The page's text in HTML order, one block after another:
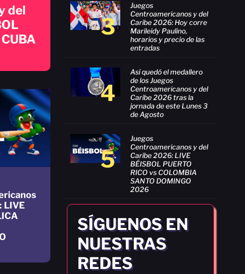
3
Juegos
Centroamericanos y del
Caribe 2026: Hoy corre
Marileidy Paulino,
horarios y precio de las
entradas
4
Así quedó el medallero
de los Juegos
Centroamericanos y del
Caribe 2026 tras la
jornada de este Lunes 3
de Agosto
5
Juegos
Centroamericanos y del
Caribe 2026: LIVE
BÉISBOL PUERTO
RICO vs COLOMBIA
SANTO DOMINGO
2026
SÍGUENOS EN
NUESTRAS
REDES
del
LIVE